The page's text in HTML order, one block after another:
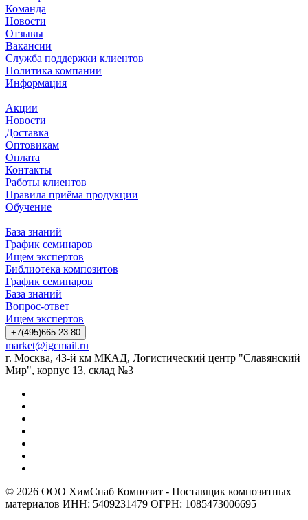
Команда
Новости
Отзывы
Вакансии
Служба поддержки клиентов
Политика компании
Информация
Акции
Новости
Доставка
Оптовикам
Оплата
Контакты
Работы клиентов
Правила приёма продукции
Обучение
База знаний
График семинаров
Ищем экспертов
Библиотека композитов
График семинаров
База знаний
Вопрос-ответ
Ищем экспертов
+7(495)665-23-80
market@igcmail.ru
г. Москва, 43-й км МКАД, Логистический центр "Славянский
Мир", корпус 13, склад №3
© 2026 ООО ХимСнаб Композит - Поставщик композитных
материалов ИНН: 5409231479 ОГРН: 1085473006695